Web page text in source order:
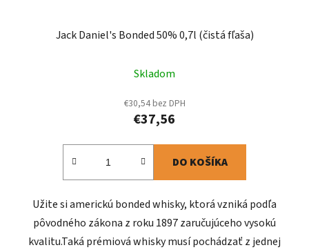
Jack Daniel's Bonded 50% 0,7l (čistá fľaša)
Skladom
€30,54 bez DPH
€37,56
DO KOŠÍKA
Užite si americkú bonded whisky, ktorá vzniká podľa
pôvodného zákona z roku 1897 zaručujúceho vysokú
kvalitu.Taká prémiová whisky musí pochádzať z jednej